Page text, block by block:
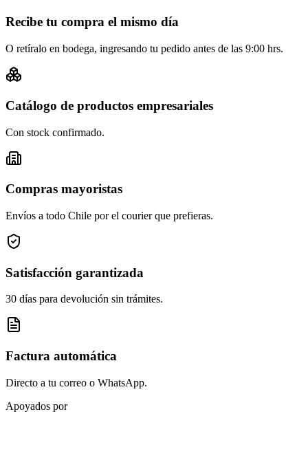
Recibe tu compra el mismo día
O retíralo en bodega, ingresando tu pedido antes de las 9:00 hrs.
Catálogo de productos empresariales
Con stock confirmado.
Compras mayoristas
Envíos a todo Chile por el courier que prefieras.
Satisfacción garantizada
30 días para devolución sin trámites.
Factura automática
Directo a tu correo o WhatsApp.
Apoyados por